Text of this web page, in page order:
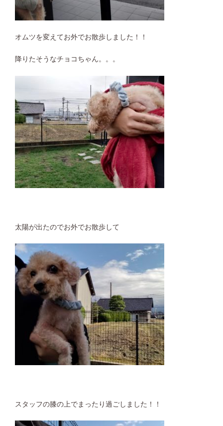
オムツを変えてお外でお散歩しました！！
降りたそうなチョコちゃん。。。
太陽が出たのでお外でお散歩して
スタッフの膝の上でまったり過ごしました！！